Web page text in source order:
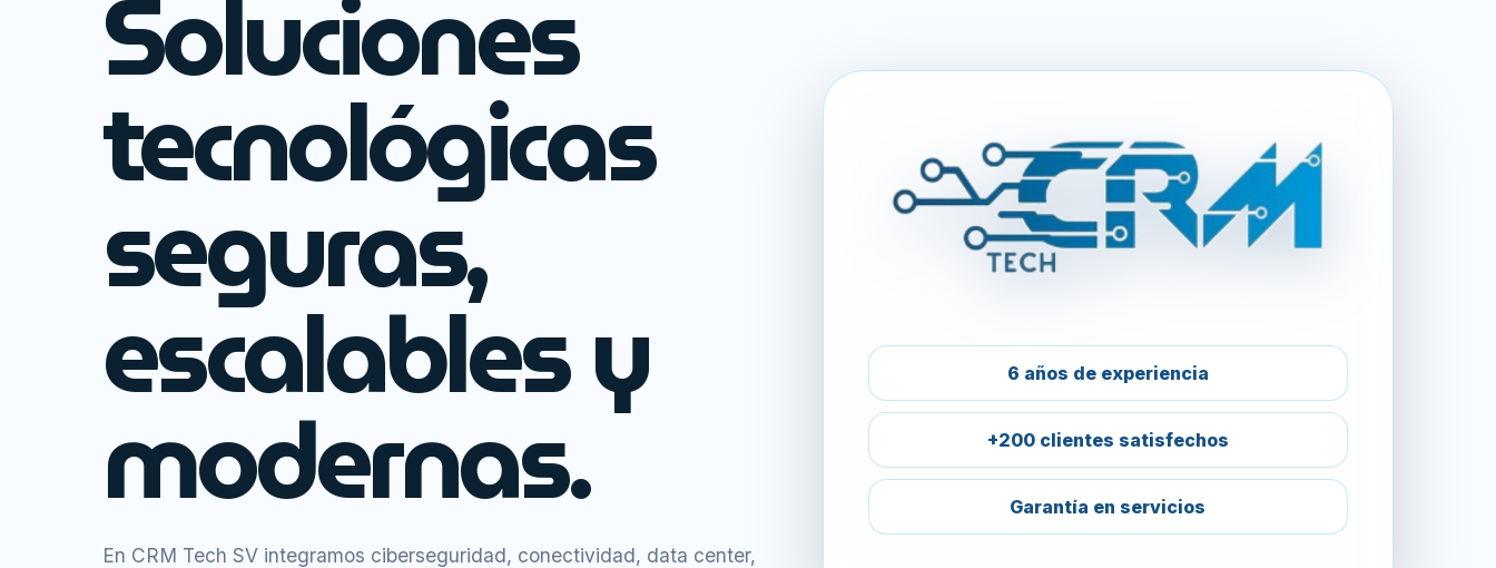
Soluciones
tecnológicas
seguras,
escalables y
modernas.
En CRM Tech SV integramos ciberseguridad, conectividad, data center,
6 años de experiencia
+200 clientes satisfechos
Garantía en servicios